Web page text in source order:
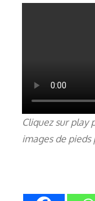
Cliquez sur play
images de